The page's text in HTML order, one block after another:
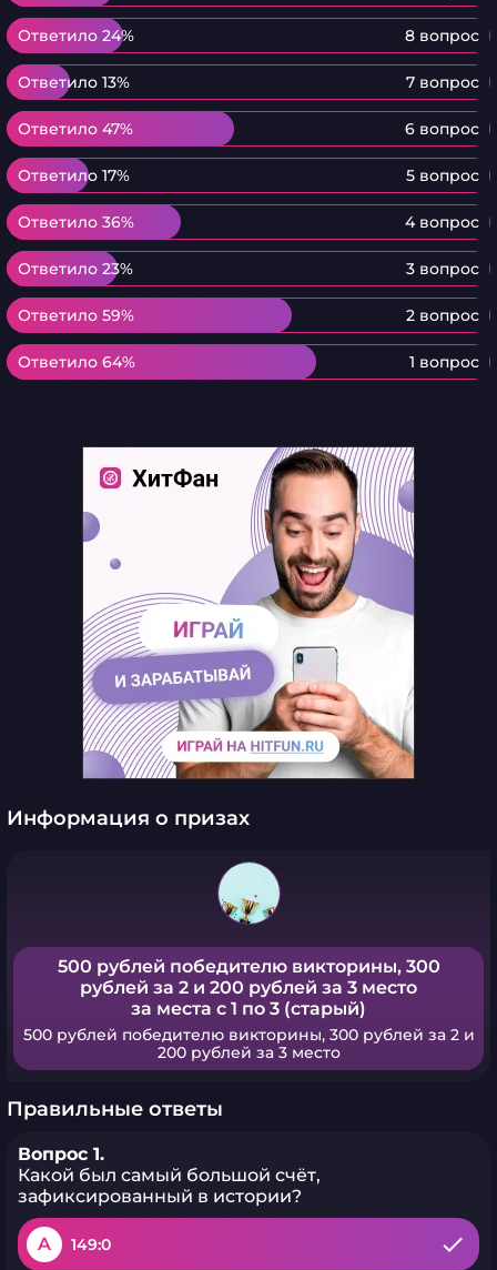
Ответило 24% 8 вопрос
Ответило 24%
Ответило 13% 7 вопрос
Ответило 13%
Ответило 47% 6 вопрос
Ответило 47%
Ответило 17% 5 вопрос
Ответило 17%
Ответило 36% 4 вопрос
Ответило 36%
Ответило 23% 3 вопрос
Ответило 23%
Ответило 59% 2 вопрос
Ответило 59%
Ответило 64% 1 вопрос
Ответило 64%
Информация о призах
500 рублей победителю викторины, 300
рублей за 2 и 200 рублей за 3 место
за места с 1 по 3 (старый)
500 рублей победителю викторины, 300 рублей за 2 и
200 рублей за 3 место
Правильные ответы
Вопрос 1.
Какой был самый большой счёт,
зафиксированный в истории?
A 149:0